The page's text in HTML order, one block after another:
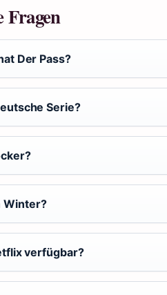
Fragen
Der Pass?
Serie?
Winter?
verfügbar?